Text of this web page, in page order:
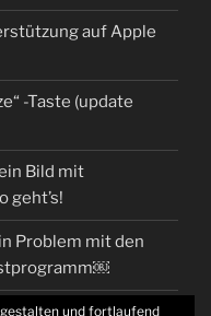
auf Apple
-Taste (update
Bild mit
geht’s!
Problem mit den
und fortlaufend